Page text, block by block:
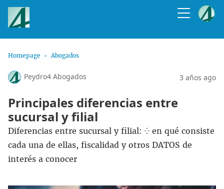
Homepage Abogados
Peydro4 Abogados 3 años ago
Principales diferencias entre
sucursal y filial
Diferencias entre sucursal y filial: ⁛ en qué consiste
cada una de ellas, fiscalidad y otros DATOS de
interés a conocer